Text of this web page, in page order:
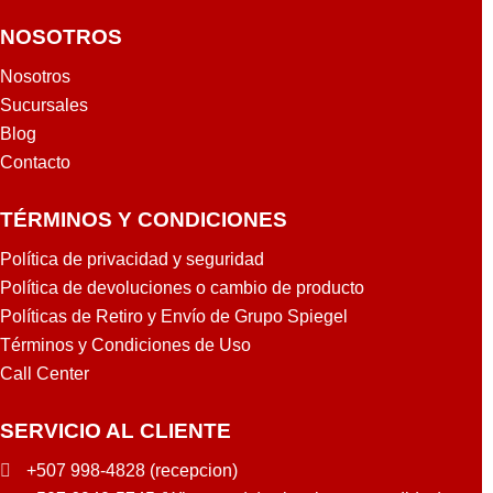
NOSOTROS
Nosotros
Sucursales
Blog
Contacto
TÉRMINOS Y CONDICIONES
Política de privacidad y seguridad
Política de devoluciones o cambio de producto
Políticas de Retiro y Envío de Grupo Spiegel
Términos y Condiciones de Uso
Call Center
SERVICIO AL CLIENTE
+507 998-4828 (recepcion)